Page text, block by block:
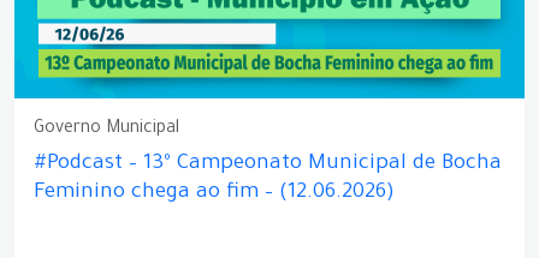
Governo Municipal
#Podcast – 13º Campeonato Municipal de Bocha
Feminino chega ao fim – (12.06.2026)